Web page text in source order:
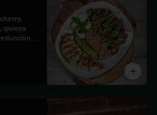
quinoa